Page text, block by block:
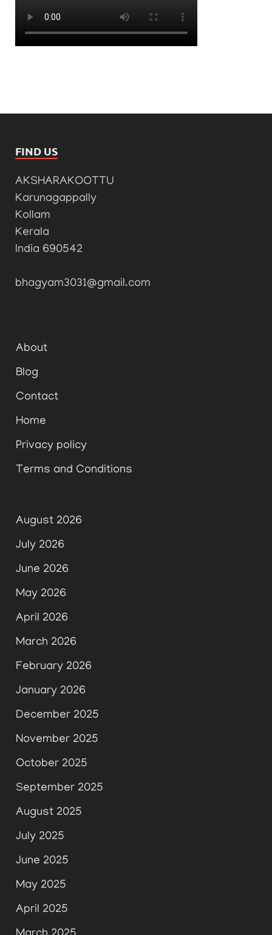
FIND US
AKSHARAKOOTTU
Karunagappally
Kollam
Kerala
India 690542
bhagyam3031@gmail.com
About
Blog
Contact
Home
Privacy policy
Terms and Conditions
August 2026
July 2026
June 2026
May 2026
April 2026
March 2026
February 2026
January 2026
December 2025
November 2025
October 2025
September 2025
August 2025
July 2025
June 2025
May 2025
April 2025